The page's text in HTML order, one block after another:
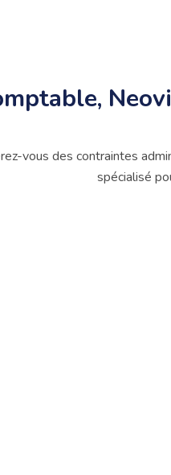
vous des contraintes
spécialisé